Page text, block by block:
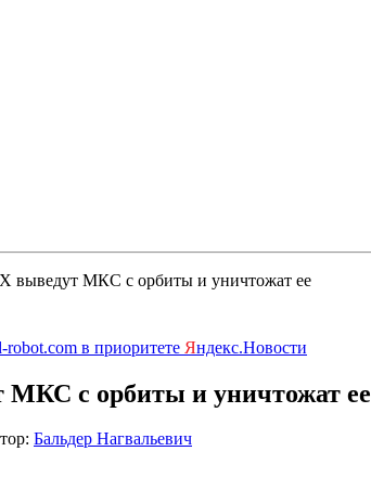
выведут МКС с орбиты и уничтожат ее
в приоритете Яндекс.Новости
МКС с орбиты и уничтожат ее
Бальдер Нагвальевич